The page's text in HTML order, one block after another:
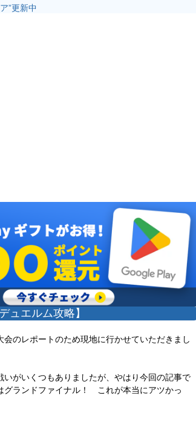
”更新中
ュエルム攻略】
のレポートのため現地に行かせていただきまし
がいくつもありましたが、やはり今回の記事で
グランドファイナル！ これが本当にアツかっ